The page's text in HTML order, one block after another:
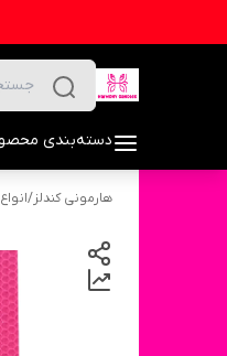
دسته‌بندی
هارمونی کندلز/